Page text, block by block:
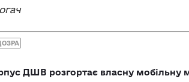
ДШВ розгортає власну мобільну